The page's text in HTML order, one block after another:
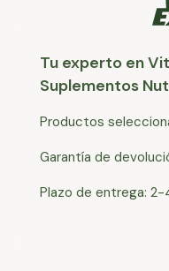
Tu experto en
Suplementos
Productos
Garantía de
Plazo de entrega: 2-